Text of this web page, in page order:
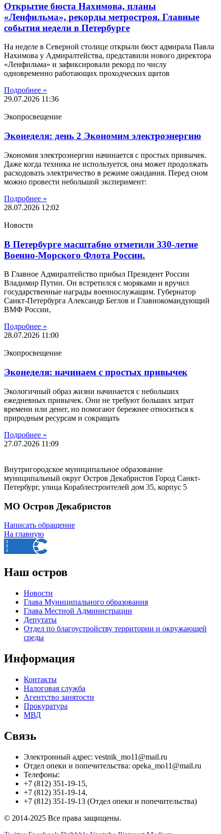
Открытие бюста Нахимова, планы
«Ленфильма», рекорды метростроя. Главные
события недели в Петербурге
На неделе в Северной столице открыли бюст адмирала Павла
Нахимова у Адмиралтейства, представили нового директора
«Ленфильма» и зафиксировали рекорд по числу
одновременно работающих проходческих щитов
Подробнее »
29.07.2026 11:36
Экопросвещение
Эконеделя: день 2 Экономим электроэнергию
Экономия электроэнергии начинается с простых привычек.
Даже когда техника не используется, она может продолжать
расходовать электричество в режиме ожидания. Перед сном
можно провести небольшой эксперимент:
Подробнее »
28.07.2026 12:02
Новости
В Петербурге масштабно отметили 330-летие
Военно-Морского Флота России.
В Главное Адмиралтейство прибыл Президент России
Владимир Путин. Он встретился с моряками и вручил
государственные награды военнослужащим. Губернатор
Санкт-Петербурга Александр Беглов и Главнокомандующий
ВМФ России,
Подробнее »
28.07.2026 11:00
Экопросвещение
Эконеделя: начинаем с простых привычек
Экологичный образ жизни начинается с небольших
ежедневных привычек. Они не требуют больших затрат
времени или денег, но помогают бережнее относиться к
природным ресурсам и сокращать
Подробнее »
27.07.2026 11:09
Внутригородское муниципальное образование
муниципальный округ Остров Декабристов Город Санкт-
Петербург, улица Кораблестроителей дом 35, корпус 5
МО Остров Декабристов
Написать обращение
На главную
Наш остров
Новости
Глава Муниципального образования
Глава Местной Администрации
Депутаты
Отдел по благоустройству территории и окружающей
среды
Информация
Контакты
Налоговая служба
Агентство занятости
Прокуратура
МВД
Связь
Электронный адрес: vestnik_mo11@mail.ru
Отдел опеки и попечительства: opeka_mo11@mail.ru
Телефоны:
+7 (812) 351-19-15,
+7 (812) 351-19-14,
+7 (812) 351-19-13 (Отдел опеки и попечительства)
© 2014-2025 Все права защищены.